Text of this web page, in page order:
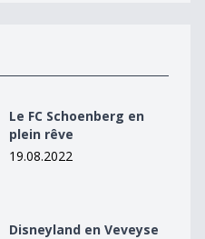
rêve
Le FC Schoenberg en
plein rêve
19.08.2022
Disneyland en Veveyse